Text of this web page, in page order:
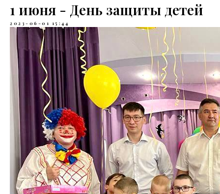
1 июня - День защиты детей
2023-06-01 15:44